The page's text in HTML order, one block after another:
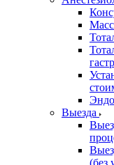
Выезда
(без